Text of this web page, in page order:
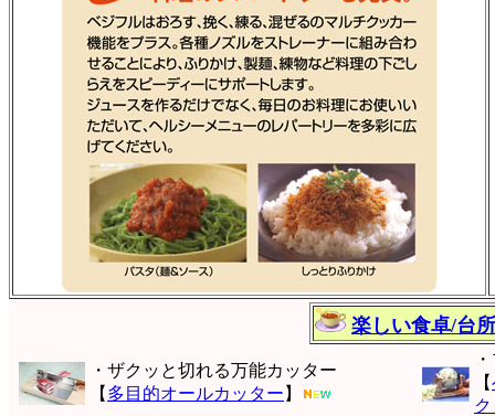
楽しい食卓/台所
・ザクッと切れる万能カッター
【 多目的オールカッター 】
【